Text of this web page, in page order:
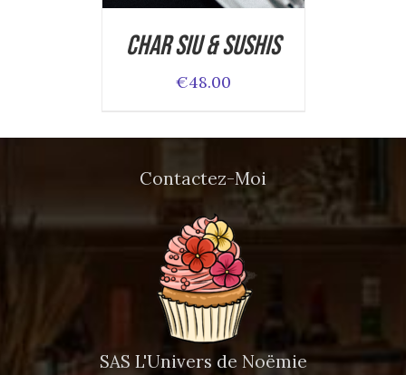
Char Siu & Sushis
€48.00
Contactez-Moi
SAS L'Univers de Noëmie